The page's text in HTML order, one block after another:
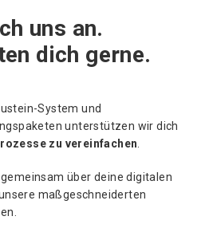
uns an.
dich gerne.
System und
unterstützen wir dich
zu vereinfachen
über deine digitalen
maßgeschneiderten